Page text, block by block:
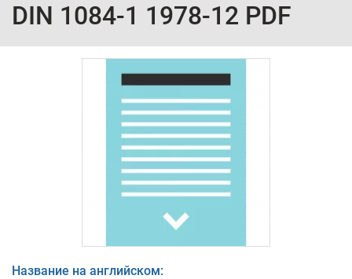
DIN 1084-1 1978-12 PDF
Название на английском: